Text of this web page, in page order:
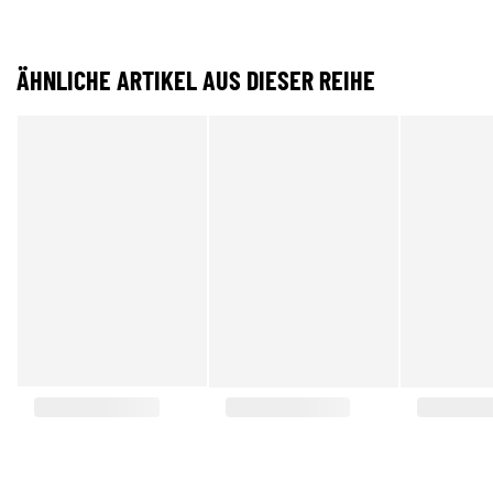
ÄHNLICHE ARTIKEL AUS DIESER REIHE